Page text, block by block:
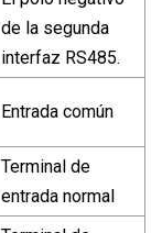
de la segunda
interfaz RS485.
Entrada común
Terminal de
entrada normal